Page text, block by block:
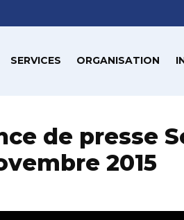
SERVICES ORGANISATION
de presse
2015